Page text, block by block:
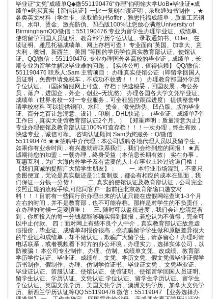
毕业证“文凭”成绩单Q◆微551190476“办理”伯明翰大学UoB●毕业证●成
绩单●购买真实【留信认证】一比一复刻在读证明，录取通知书制作 ，★
各类英文材料（学生卡、录取通知书offer，雅思托福成绩单，质量工艺钢
印、水印、烫金、激光防伪、凹凸版100%让您放心满意University of
BirminghamQQ/微信：551190476.专业为留学生办理毕业证、成绩单、
使馆留学回国人员证明、教育部学历学位认证、录取通知书、Offer、在
读证明、雅思托福成绩单、网上存档可查！ 专业面向“英国、加拿大、意
大利，澳洲、新西兰、美国 ”等国的学历学位真实教育部认证、使馆认
证。QQ/微信：551190476. 专业办理国外各高校的毕业证，成绩单，长
期专业为留学生解决毕业难的问题，【实体公司，值得信赖】 QQ/微信:
551190476 联系人:Sam 主营项目： 办理真实使馆公证（即留学回国人
员证明，免费申请免税车，不成功不收费！！！） 办理教育部国外学历
学位认证。（国家留服网上可查、存档；快速稳妥，回国发展，考公务
员，落户，进国企，外企，创业–无忧愁） 办理各国各大学文凭毕业证、
成绩单（世界名校一对一专业服务，可全程监控跟踪进度） 提供整套申
请学校材料 可以提供钢印、水印、烫金、激光防伪、凹凸版、版的毕业
证、百分之百让您满意、设计，印刷，DHL快递； （毕业证、成绩单7个
工作日，真实大使馆教育部认证2个月。） 【郑重声明：质量满意为止】
专业办理使馆及教育部认证100%可查存档！！！一次办理，终生有效，
快速专业，诚信可靠。 咨询认证顾问 Sam为您服务：Q/微信:
551190476 ★★招聘中介代理：本公司诚聘各地代理人员以及留学生，
如果你有业余时间，有兴趣就请联系我们，我们会给到您的回报！ ★真
诚期待您的加盟：一朝办理，终身受益（本信息长期有效） 实在办事，
互惠互利，为广大海内外学子及有需要的人士在事业上跨过这道门槛！
【我们真诚的提醒广大留学生朋友】： 一. 本行业市场混乱，不要只
贪图便宜，无论是真实版还是1:1复制版，都会有相应的成本在里面，我
们保证一分钱一分货！ 二. 真实的使馆认证及教育部认证，公司完全
按照正规的流程手续,可陪同客户一起前往北京教育部窗口递交材
料！！！目前有一些同行所办理出来的认证只能在虚假网站查询1-3个月
左右的时间，并不是教育部，也不可能存档。那样是对学生的不负责任，
在办理的时候一定要慎重！ 三. 随时可以监视进度，我们会让您清楚看
到，你所投入的每一分钱都能够确实得到回报，若您认为不值得，完全可
以中止付款。 四：面对网上有些不良个人中介，真实教育部认证故意虚
假报价，毕业证、成绩单却报价很高，挖坑骗留学学生做和原版差异很大
的毕业证和成绩单，却不做认证，欺骗广大留学生，请多留心！办理时请
电话联系，或者视频看下对方的办公环境，办理实力，选择实体公司，以
防被骗！ 本公司专业制作、办理、仿制、成绩单文凭、改成绩、教育部
学历学位认证、毕业证、成绩单、文凭、学历文凭、假文凭假毕业证假学
历书制作、假制作、办理、仿制学位证书、毕业证文凭 、文凭毕业证、
毕业证认证、留服认证、使馆认证、使馆证明、使馆留学回国人员证明、
留学生认证、学历认证、文凭认证 学位认证、留学生学历认证、留学生
学位认证、英国文凭学历、美国文凭学历、澳洲文凭学历、加拿大文凭学
历、新西兰学历认证等QQ:551190476 微信：55119047 【业务选择办